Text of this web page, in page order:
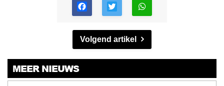
Volgend artikel
MEER NIEUWS